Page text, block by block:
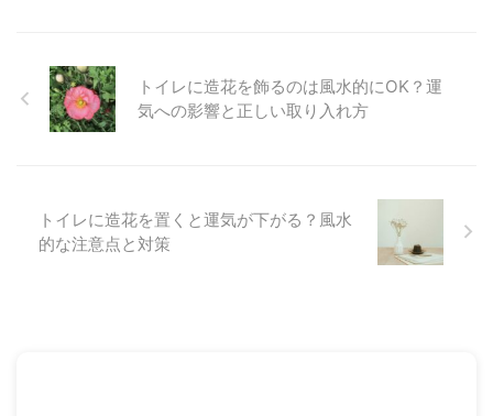
トイレに造花を飾るのは風水的にOK？運
気への影響と正しい取り入れ方
トイレに造花を置くと運気が下がる？風水
的な注意点と対策